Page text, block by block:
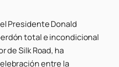
Presidente Donald
total e incondicional
de Silk Road, ha
entre la